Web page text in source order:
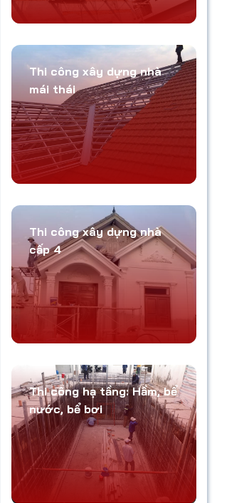
Thi công xây dựng nhà
mái thái
Thi công xây dựng nhà
cấp 4
Thi công hạ tầng: Hầm, bể
nước, bể bơi